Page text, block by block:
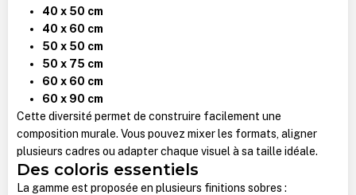
40 x 50 cm
40 x 60 cm
50 x 50 cm
50 x 75 cm
60 x 60 cm
60 x 90 cm
Cette diversité permet de construire facilement une
composition murale. Vous pouvez mixer les formats, aligner
plusieurs cadres ou adapter chaque visuel à sa taille idéale.
Des coloris essentiels
La gamme est proposée en plusieurs finitions sobres :